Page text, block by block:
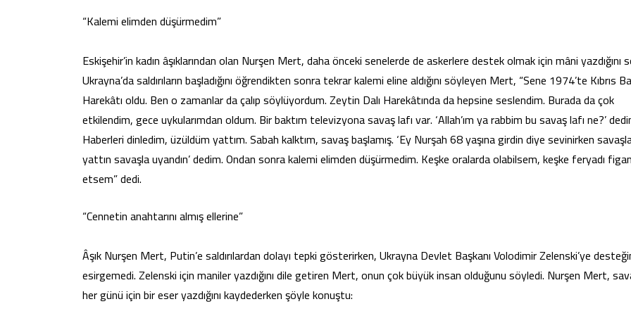
“Kalemi elimden düşürmedim”
Eskişehir’in kadın âşıklarından olan Nurşen Mert, daha önceki senelerde de askerlere destek olmak için mâni yazdığını
Ukrayna’da saldırıların başladığını öğrendikten sonra tekrar kalemi eline aldığını söyleyen Mert, “Sene 1974’te Kıbrıs
Harekâtı oldu. Ben o zamanlar da çalıp söylüyordum. Zeytin Dalı Harekâtında da hepsine seslendim. Burada da çok
etkilendim, gece uykularımdan oldum. Bir baktım televizyona savaş lafı var. ‘Allah’ım ya rabbim bu savaş lafı ne?’
Haberleri dinledim, üzüldüm yattım. Sabah kalktım, savaş başlamış. ‘Ey Nurşah 68 yaşına girdin diye sevinirken
yattın savaşla uyandın’ dedim. Ondan sonra kalemi elimden düşürmedim. Keşke oralarda olabilsem, keşke feryadı figan
etsem” dedi.
“Cennetin anahtarını almış ellerine”
Âşık Nurşen Mert, Putin’e saldırılardan dolayı tepki gösterirken, Ukrayna Devlet Başkanı Volodimir Zelenski’ye
esirgemedi. Zelenski için maniler yazdığını dile getiren Mert, onun çok büyük insan olduğunu söyledi. Nurşen Mert,
her günü için bir eser yazdığını kaydederken şöyle konuştu: